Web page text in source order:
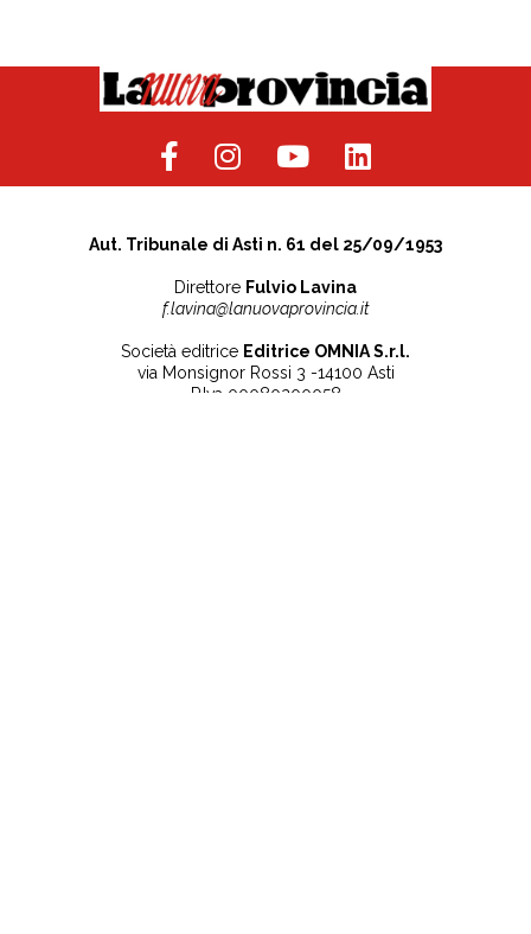
Aut. Tribunale di Asti n. 61 del 25/09/1953
Direttore Fulvio Lavina
f.lavina@lanuovaprovincia.it
Società editrice Editrice OMNIA S.r.l.
via Monsignor Rossi 3 -14100 Asti
P.Iva 00080200058